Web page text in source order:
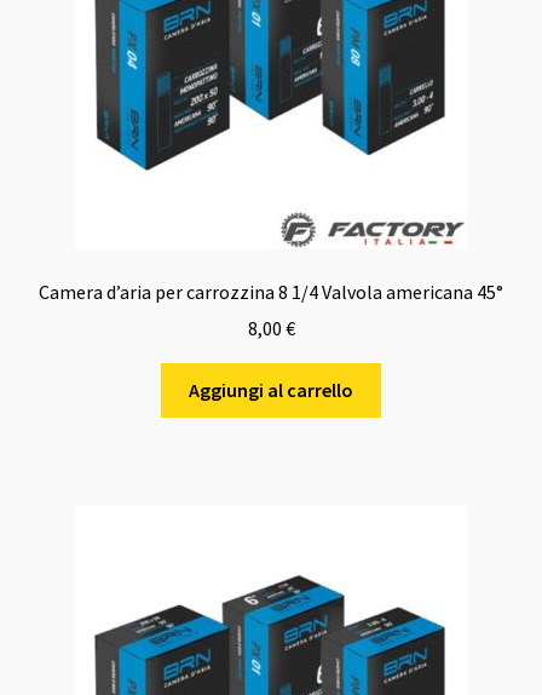
Camera d’aria per carrozzina 8 1/4 Valvola americana 45°
8,00 €
Aggiungi al carrello